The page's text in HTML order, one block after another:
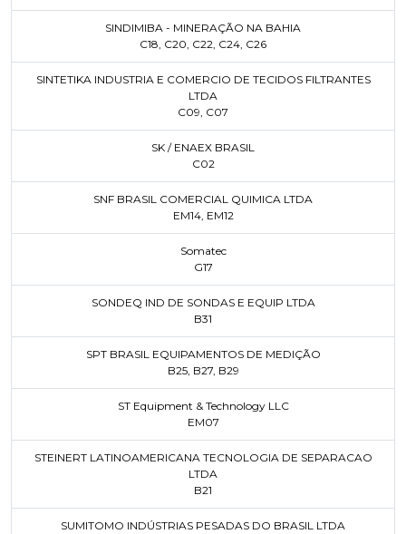
SINDIMIBA - MINERAÇÃO NA BAHIA
C18, C20, C22, C24, C26
SINTETIKA INDUSTRIA E COMERCIO DE TECIDOS FILTRANTES
LTDA
C09, C07
SK / ENAEX BRASIL
C02
SNF BRASIL COMERCIAL QUIMICA LTDA
EM14, EM12
Somatec
G17
SONDEQ IND DE SONDAS E EQUIP LTDA
B31
SPT BRASIL EQUIPAMENTOS DE MEDIÇÃO
B25, B27, B29
ST Equipment & Technology LLC
EM07
STEINERT LATINOAMERICANA TECNOLOGIA DE SEPARACAO
LTDA
B21
SUMITOMO INDÚSTRIAS PESADAS DO BRASIL LTDA